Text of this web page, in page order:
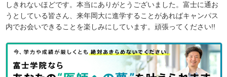
しきれないほどです。本当にありがとうございました。富士に通お
うとしている皆さん、来年岡大に進学することがあればキャンパス
内でお会いできることを楽しみにしています。頑張ってください!!